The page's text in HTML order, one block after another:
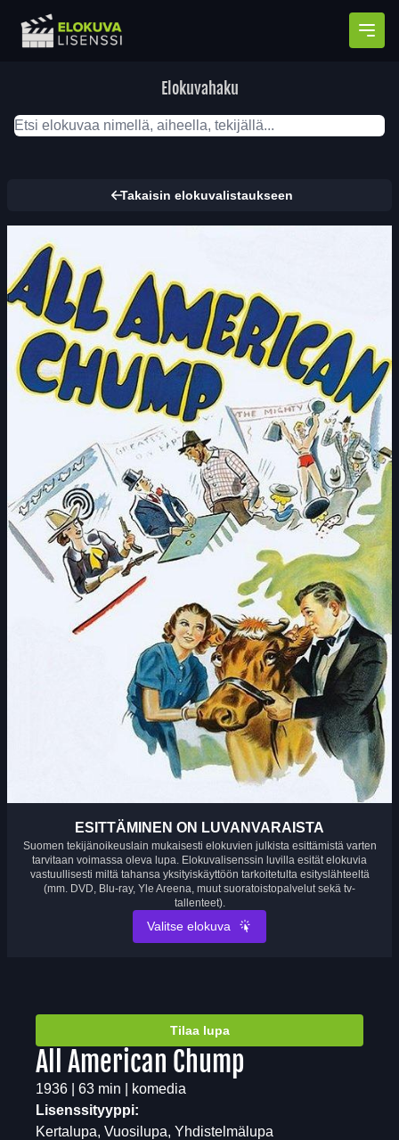
Elokuvahaku
Takaisin elokuvalistaukseen
ESITTÄMINEN ON LUVANVARAISTA
Suomen tekijänoikeuslain mukaisesti elokuvien julkista esittämistä varten
tarvitaan voimassa oleva lupa. Elokuvalisenssin luvilla esität elokuvia
vastuullisesti miltä tahansa yksityiskäyttöön tarkoitetulta esityslähteeltä
(mm. DVD, Blu-ray, Yle Areena, muut suoratoistopalvelut sekä tv-
tallenteet).
Valitse elokuva
Tilaa lupa
All American Chump
1936 | 63 min | komedia
Lisenssityyppi:
Kertalupa, Vuosilupa, Yhdistelmälupa